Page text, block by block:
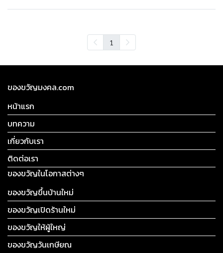
1
ของขวัญมงคล.com
หน้าแรก
บทความ
เกี่ยวกับเรา
ติดต่อเรา
ของขวัญในโอกาสต่างๆ
ของขวัญขึ้นบ้านใหม่
ของขวัญเปิดร้านใหม่
ของขวัญให้ผู้ใหญ่
ของขวัญวันเกษียณ